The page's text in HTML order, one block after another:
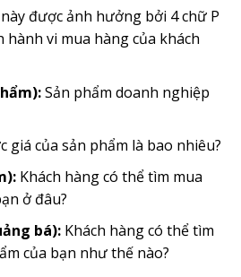
được ảnh hưởng bởi 4 chữ P
vi mua hàng của khách
Sản phẩm doanh nghiệp
giá của sản phẩm là bao nhiêu?
Khách hàng có thể tìm mua
ở đâu?
bá): Khách hàng có thể tìm
của bạn như thế nào?